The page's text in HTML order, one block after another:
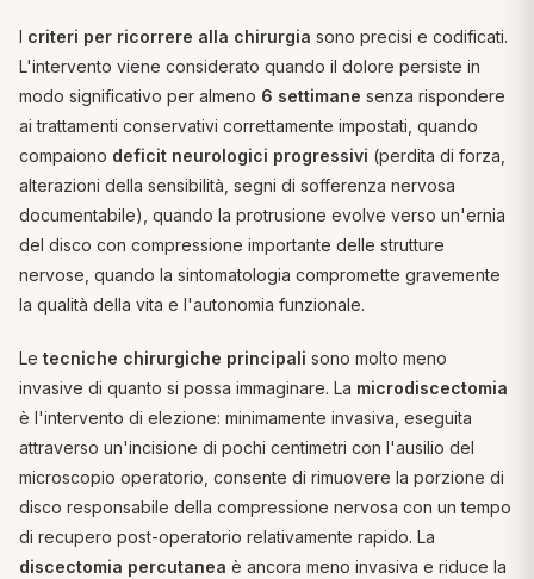
I criteri per ricorrere alla chirurgia sono precisi e codificati.
L'intervento viene considerato quando il dolore persiste in
modo significativo per almeno 6 settimane senza rispondere
ai trattamenti conservativi correttamente impostati, quando
compaiono deficit neurologici progressivi (perdita di forza,
alterazioni della sensibilità, segni di sofferenza nervosa
documentabile), quando la protrusione evolve verso un'ernia
del disco con compressione importante delle strutture
nervose, quando la sintomatologia compromette gravemente
la qualità della vita e l'autonomia funzionale.
Le tecniche chirurgiche principali sono molto meno
invasive di quanto si possa immaginare. La microdiscectomia
è l'intervento di elezione: minimamente invasiva, eseguita
attraverso un'incisione di pochi centimetri con l'ausilio del
microscopio operatorio, consente di rimuovere la porzione di
disco responsabile della compressione nervosa con un tempo
di recupero post-operatorio relativamente rapido. La
discectomia percutanea è ancora meno invasiva e riduce la